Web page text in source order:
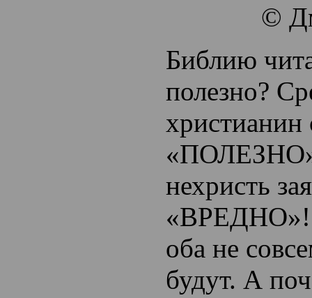
©
Библию
полезно?
христианин
нехристь
оба не
будут. А